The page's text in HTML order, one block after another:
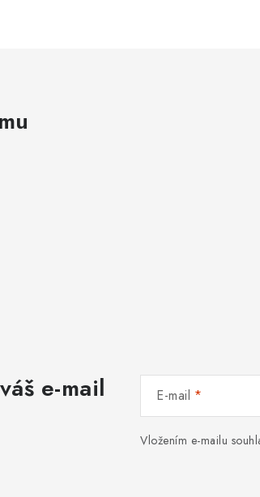
e-mail E-mail
Vložením e-mailu